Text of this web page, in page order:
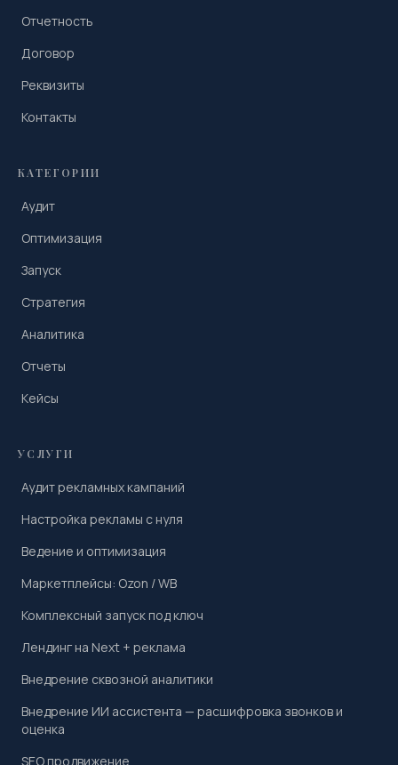
Отчетность
Договор
Реквизиты
Контакты
КАТЕГОРИИ
Аудит
Оптимизация
Запуск
Стратегия
Аналитика
Отчеты
Кейсы
УСЛУГИ
Аудит рекламных кампаний
Настройка рекламы с нуля
Ведение и оптимизация
Маркетплейсы: Ozon / WB
Комплексный запуск под ключ
Лендинг на Next + реклама
Внедрение сквозной аналитики
Внедрение ИИ ассистента — расшифровка звонков и
оценка
SEO продвижение